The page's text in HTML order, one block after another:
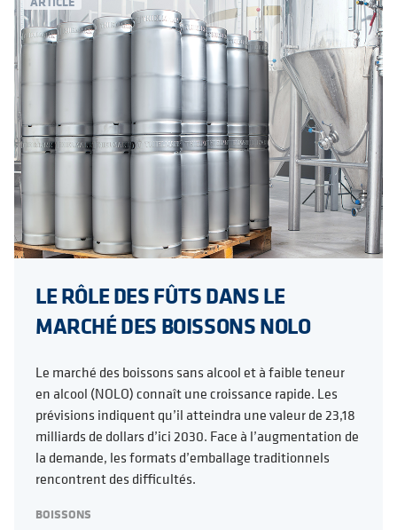
LE RÔLE DES FÛTS DANS LE
MARCHÉ DES BOISSONS NOLO
Le marché des boissons sans alcool et à faible teneur
en alcool (NOLO) connaît une croissance rapide. Les
prévisions indiquent qu’il atteindra une valeur de 23,18
milliards de dollars d’ici 2030. Face à l’augmentation de
la demande, les formats d’emballage traditionnels
rencontrent des difficultés.
BOISSONS